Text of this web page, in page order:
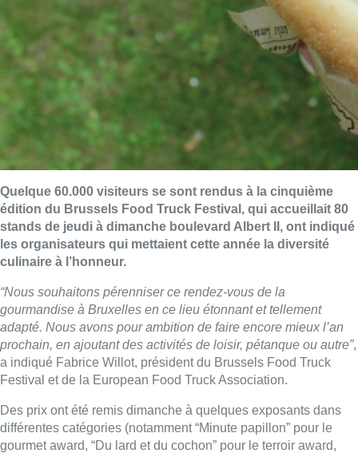
Quelque 60.000 visiteurs se sont rendus à la cinquième
édition du Brussels Food Truck Festival, qui accueillait 80
stands de jeudi à dimanche boulevard Albert II, ont indiqué
les organisateurs qui mettaient cette année la diversité
culinaire à l’honneur.
“Nous souhaitons pérenniser ce rendez-vous de la
gourmandise à Bruxelles en ce lieu étonnant et tellement
adapté. Nous avons pour ambition de faire encore mieux l’an
prochain, en ajoutant des activités de loisir, pétanque ou autre”,
a indiqué Fabrice Willot, président du Brussels Food Truck
Festival et de la European Food Truck Association.
Des prix ont été remis dimanche à quelques exposants dans
différentes catégories (notamment “Minute papillon” pour le
gourmet award, “Du lard et du cochon” pour le terroir award,